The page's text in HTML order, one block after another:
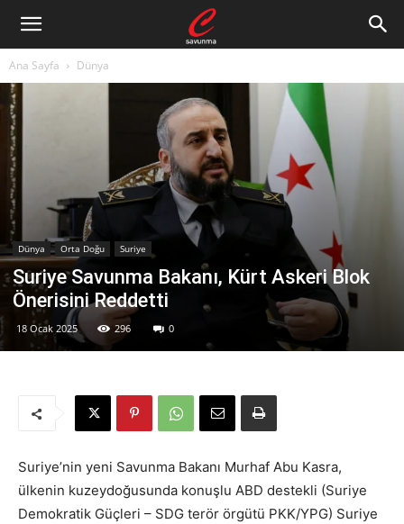
Ana Sayfa Dünya
Dünya Orta Doğu Suriye
Suriye Savunma Bakanı, Kürt Askeri Blok
Önerisini Reddetti
18 Ocak 2025 296 0
Suriye’nin yeni Savunma Bakanı Murhaf Abu Kasra,
ülkenin kuzeydoğusunda konuşlu ABD destekli (Suriye
Demokratik Güçleri – SDG terör örgütü PKK/YPG) Suriye